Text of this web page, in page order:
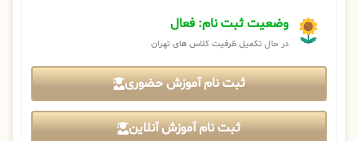
وضعیت ثبت نام: فعال
در حال تکمیل ظرفیت کلاس های تهران
ثبت نام آموزش حضوری
ثبت نام آموزش آنلاین